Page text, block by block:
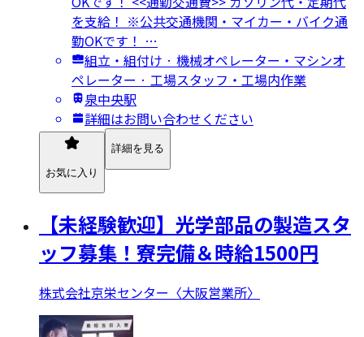
を支給！ ※公共交通機関・マイカー・バイク通
勤OKです！ …
組立・組付け · 機械オペレーター・マシンオ
ペレーター · 工場スタッフ・工場内作業
泉中央駅
詳細はお問い合わせください
お気に入り
詳細を見る
【未経験歓迎】光学部品の製造スタ
ッフ募集！寮完備＆時給1500円
株式会社京栄センター〈大阪営業所〉